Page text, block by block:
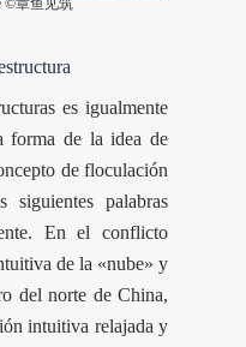
©章鱼见筑
es igualmente
forma de la idea de
de floculación
siguientes palabras
En el conflicto
de la «nube» y
del norte de China,
intuitiva relajada y